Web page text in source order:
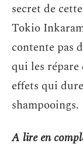
secret de
Tokio
contente pas
qui les répare
effets qui
shampooings.
A lire en